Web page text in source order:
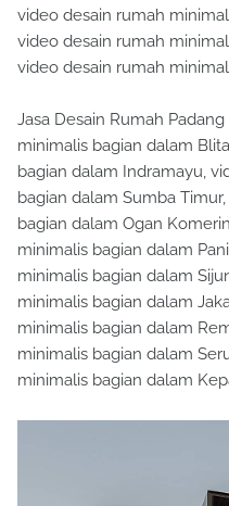
video desain rumah
video desain rumah
video desain rumah
Jasa Desain Rumah
minimalis bagian dalam
bagian dalam Indramayu,
bagian dalam Sumba
bagian dalam Ogan
minimalis bagian dalam
minimalis bagian dalam
minimalis bagian dalam
minimalis bagian dalam
minimalis bagian dalam
minimalis bagian dalam